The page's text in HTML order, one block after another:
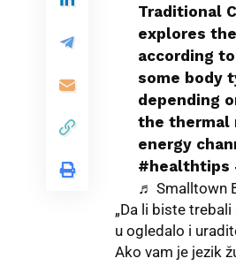
Traditional
explores
according
some body
depending
the thermal
energy
#healthtips
♬ Smalltown
„Da li biste
u ogledalo i
Ako vam je jezik